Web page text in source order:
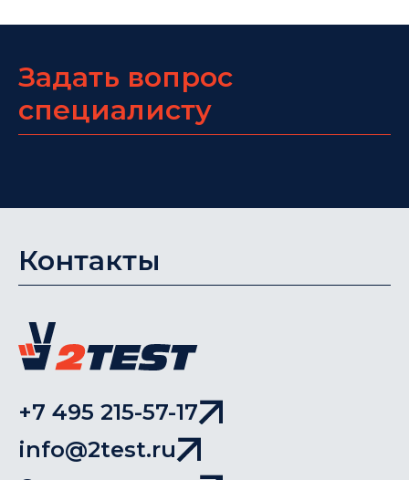
Задать вопрос
специалисту
Контакты
+7 495 215-57-17
info@2test.ru